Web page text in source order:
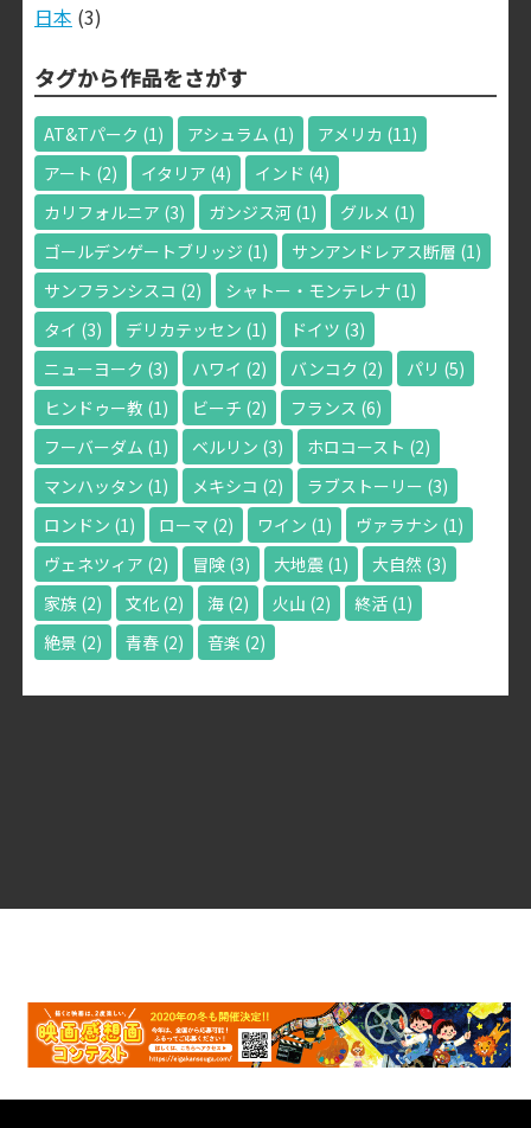
日本 (3)
タグから作品をさがす
AT&Tパーク (1) アシュラム (1) アメリカ (11)
アート (2) イタリア (4) インド (4)
カリフォルニア (3) ガンジス河(1) グルメ (1)
ゴールデンゲートブリッジ (1) サンアンドレアス断層 (1)
サンフランシスコ (2) シャトー・モンテレナ (1)
タイ (3) デリカテッセン (1) ドイツ (3)
ニューヨーク (3) ハワイ (2) バンコク (2) パリ (5)
ヒンドゥー教 (1) ビーチ (2) フランス (6)
フーバーダム (1) ベルリン (3) ホロコースト (2)
マンハッタン (1) メキシコ (2) ラブストーリー (3)
ロンドン (1) ローマ (2) ワイン (1) ヴァラナシ (1)
ヴェネツィア (2) 冒険(3) 大地震(1) 大自然 (3)
家族 (2) 文化(2) 海(2) 火山 (2) 終活(1)
絶景 (2) 青春(2) 音楽 (2)